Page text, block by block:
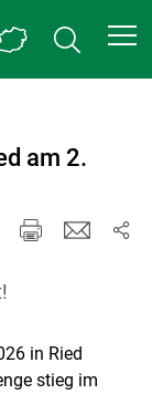
am 2.
in Ried
stieg im